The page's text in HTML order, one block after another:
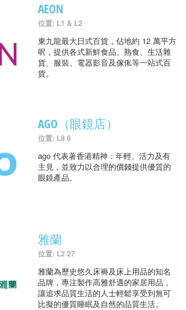
AEON
位置: L1 & L2
東九龍最大日式百貨，佔地約 12 萬平方
呎，提供各式新鮮食品、熟食、生活雜
貨、服裝、電器影音及傢俬等一站式百
貨。
AGO（眼鏡店）
位置: L8 6
ago 代表著香港精神：年輕、活力及有
主見，並致力以合理的價錢提供優質的
眼鏡產品。
雅蘭
位置: L2 27
雅蘭為歷史悠久床褥及床上用品的知名
品牌，專注製作高雅舒適的家居用品，
讓追求品質生活的人士輕鬆享受到無可
比擬的優質睡眠及自然的品質生活。